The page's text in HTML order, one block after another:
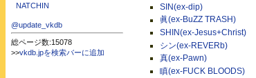
SIN(ex-dip)
眞(ex-BuZZ TRASH)
SHIN(ex-Jesus+Christ)
シン(ex-REVERb)
真(ex-Pawn)
瞋(ex-FUCK BLOODS)
NATCHIN
@update_vkdb
総ページ数:15078
>>vkdb.jpを検索バーに追加